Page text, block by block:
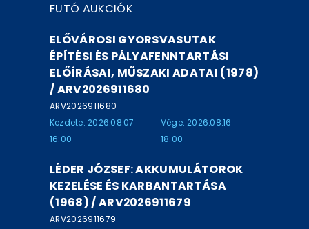
FUTÓ AUKCIÓK
ELŐVÁROSI GYORSVASUTAK
ÉPÍTÉSI ÉS PÁLYAFENNTARTÁSI
ELŐÍRÁSAI, MŰSZAKI ADATAI (1978)
/ ARV2026911680
ARV2026911680
Kezdete: 2026.08.07
16:00
Vége: 2026.08.16
18:00
LÉDER JÓZSEF: AKKUMULÁTOROK
KEZELÉSE ÉS KARBANTARTÁSA
(1968) / ARV2026911679
ARV2026911679